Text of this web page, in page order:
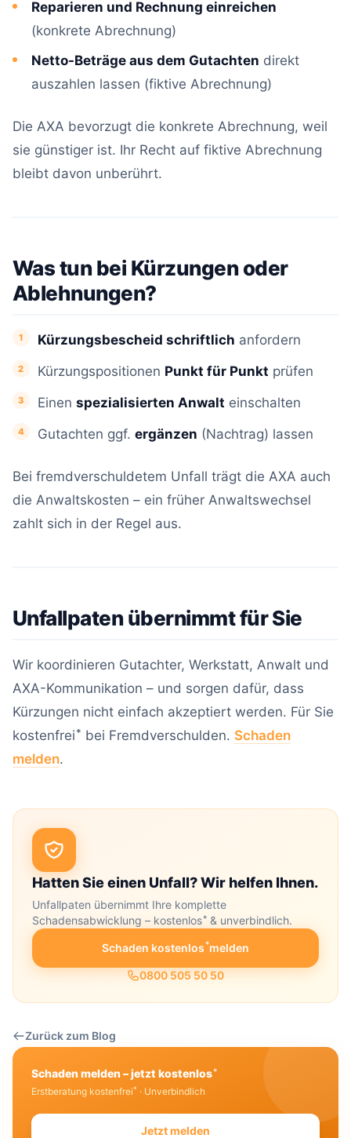
Reparieren und Rechnung einreichen
(konkrete Abrechnung)
Netto-Beträge aus dem Gutachten direkt
auszahlen lassen (fiktive Abrechnung)
Die AXA bevorzugt die konkrete Abrechnung, weil
sie günstiger ist. Ihr Recht auf fiktive Abrechnung
bleibt davon unberührt.
Was tun bei Kürzungen oder
Ablehnungen?
Kürzungsbescheid schriftlich anfordern
Kürzungspositionen Punkt für Punkt prüfen
Einen spezialisierten Anwalt einschalten
Gutachten ggf. ergänzen (Nachtrag) lassen
Bei fremdverschuldetem Unfall trägt die AXA auch
die Anwaltskosten – ein früher Anwaltswechsel
zahlt sich in der Regel aus.
Unfallpaten übernimmt für Sie
Wir koordinieren Gutachter, Werkstatt, Anwalt und
AXA-Kommunikation – und sorgen dafür, dass
Kürzungen nicht einfach akzeptiert werden. Für Sie
kostenfrei * bei Fremdverschulden. Schaden
melden.
Hatten Sie einen Unfall? Wir helfen Ihnen.
Unfallpaten übernimmt Ihre komplette
Schadensabwicklung – kostenlos*& unverbindlich.
Schaden kostenlos*melden
0800 505 50 50
Zurück zum Blog
Schaden melden – jetzt kostenlos*
Erstberatung kostenfrei* · Unverbindlich
Jetzt melden